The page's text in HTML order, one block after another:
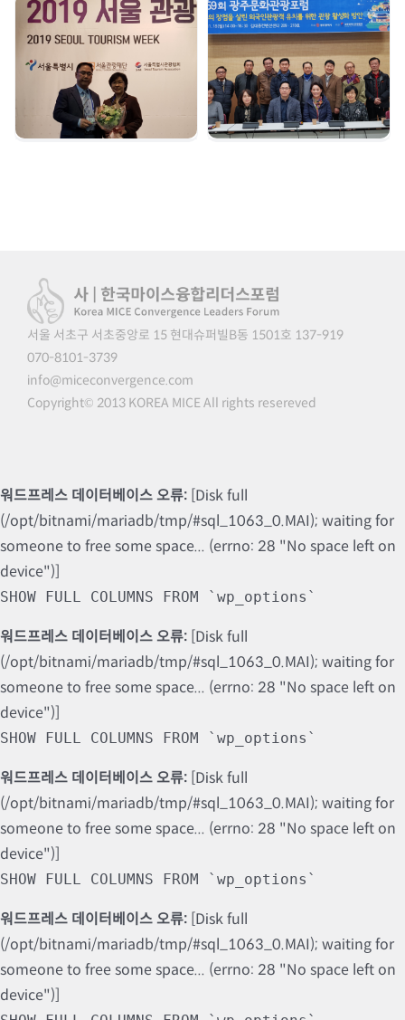
서울관광대상 수상 |
2019. 12. 04
광주문화관광포럼 |
2019. 11. 18
서울 서초구 서초중앙로 15 현대슈퍼빌B동 1501호 137-919
070-8101-3739
info@miceconvergence.com
Copyright© 2013 KOREA MICE All rights resereved
워드프레스 데이터베이스 오류: [Disk full
(/opt/bitnami/mariadb/tmp/#sql_1063_0.MAI); waiting for
someone to free some space... (errno: 28 "No space left on
device")]
SHOW FULL COLUMNS FROM `wp_options`
워드프레스 데이터베이스 오류: [Disk full
(/opt/bitnami/mariadb/tmp/#sql_1063_0.MAI); waiting for
someone to free some space... (errno: 28 "No space left on
device")]
SHOW FULL COLUMNS FROM `wp_options`
워드프레스 데이터베이스 오류: [Disk full
(/opt/bitnami/mariadb/tmp/#sql_1063_0.MAI); waiting for
someone to free some space... (errno: 28 "No space left on
device")]
SHOW FULL COLUMNS FROM `wp_options`
워드프레스 데이터베이스 오류: [Disk full
(/opt/bitnami/mariadb/tmp/#sql_1063_0.MAI); waiting for
someone to free some space... (errno: 28 "No space left on
device")]